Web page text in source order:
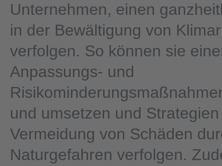
Unternehmen, einen
in der Bewältigung von
verfolgen. So können sie
Anpassungs- und
und umsetzen und
Vermeidung von Schäden
Naturgefahren verfolgen.